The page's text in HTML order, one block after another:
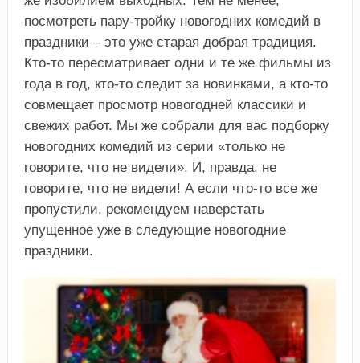
посмотреть пару-тройку новогодних комедий в
праздники – это уже старая добрая традиция.
Кто-то пересматривает одни и те же фильмы из
года в год, кто-то следит за новинками, а кто-то
совмещает просмотр новогодней классики и
свежих работ. Мы же собрали для вас подборку
новогодних комедий из серии «только не
говорите, что не видели». И, правда, не
говорите, что не видели! А если что-то все же
пропустили, рекомендуем наверстать
упущенное уже в следующие новогодние
праздники.